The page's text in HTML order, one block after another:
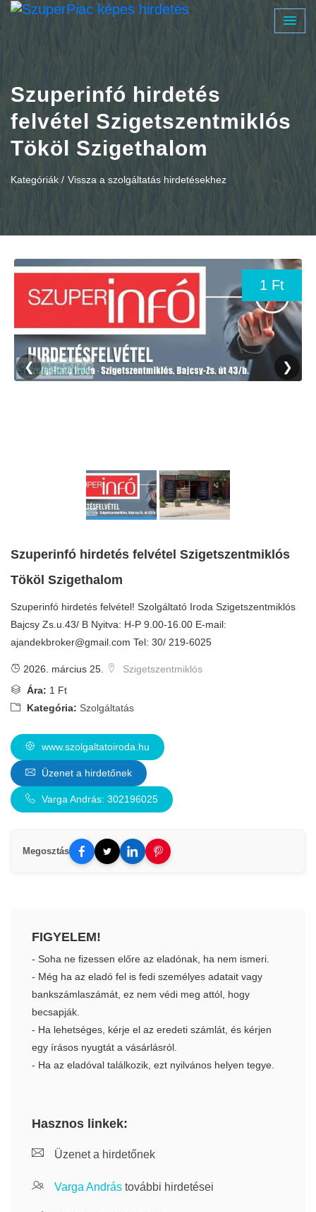
Szuperinfó hirdetés
felvétel Szigetszentmiklós
Tököl Szigethalom
Kategóriák / Vissza a szolgáltatás hirdetésekhez
1 Ft
❮ ❯
Szuperinfó hirdetés felvétel Szigetszentmiklós
Tököl Szigethalom
Szuperinfó hirdetés felvétel! Szolgáltató Iroda Szigetszentmiklós
Bajcsy Zs.u.43/ B Nyitva: H-P 9.00-16.00 E-mail:
ajandekbroker@gmail.com Tel: 30/ 219-6025
2026. március 25.
Szigetszentmiklós
Ára: 1 Ft
Kategória: Szolgáltatás
www.szolgaltatoiroda.hu
Üzenet a hirdetőnek
Varga András: 302196025
Megosztás
FIGYELEM!
- Soha ne fizessen előre az eladónak, ha nem ismeri.
- Még ha az eladó fel is fedi személyes adatait vagy
bankszámlaszámát, ez nem védi meg attól, hogy
becsapják.
- Ha lehetséges, kérje el az eredeti számlát, és kérjen
egy írásos nyugtát a vásárlásról.
- Ha az eladóval találkozik, ezt nyilvános helyen tegye.
Hasznos linkek:
Üzenet a hirdetőnek
Varga András további hirdetései